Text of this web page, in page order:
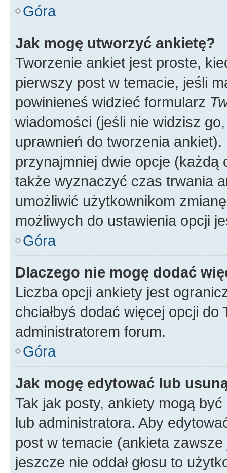
Góra
Jak mogę utworzyć ankietę?
Tworzenie ankiet jest proste,
pierwszy post w temacie, jeśli
powinieneś widzieć formularz
wiadomości (jeśli nie widzisz
uprawnień do tworzenia
przynajmniej dwie opcje
także wyznaczyć czas trwania
umożliwić użytkownikom
możliwych do ustawienia opcji
Góra
Dlaczego nie mogę dodać
Liczba opcji ankiety jest
chciałbyś dodać więcej opcji
administratorem forum.
Góra
Jak mogę edytować lub
Tak jak posty, ankiety mogą
lub administratora. Aby
post w temacie (ankieta
jeszcze nie oddał głosu to